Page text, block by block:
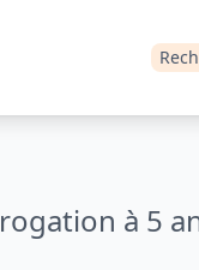
à 5